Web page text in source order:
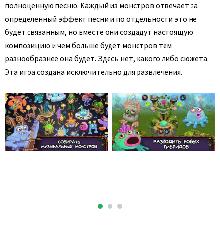
полноценную песню. Каждый из монстров отвечает за
определенный эффект песни и по отдельности это не
будет связанным, но вместе они создадут настоящую
композицию и чем больше будет монстров тем
разнообразнее она будет. Здесь нет, какого либо сюжета.
Эта игра создана исключительно для развлечения.